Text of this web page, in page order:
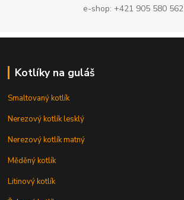
e-shop: +421 905 580 562
Kotlíky na guláš
Smaltovaný kotlík
Nerezový kotlík lesklý
Nerezový kotlík matný
Měděný kotlík
Litinový kotlík